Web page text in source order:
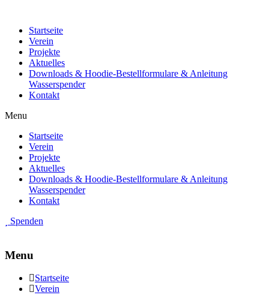
Startseite
Verein
Projekte
Aktuelles
Downloads & Hoodie-Bestellformulare & Anleitung
Wasserspender
Kontakt
Menu
Startseite
Verein
Projekte
Aktuelles
Downloads & Hoodie-Bestellformulare & Anleitung
Wasserspender
Kontakt
Spenden
Menu
Startseite
Verein